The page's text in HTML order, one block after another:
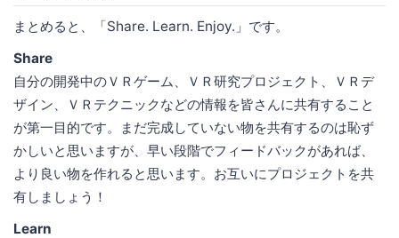
まとめると、「Share. Learn. Enjoy.」です。
Share
自分の開発中のＶＲゲーム、ＶＲ研究プロジェクト、ＶＲデ
ザイン、ＶＲテクニックなどの情報を皆さんに共有すること
が第一目的です。まだ完成していない物を共有するのは恥ず
かしいと思いますが、早い段階でフィードバックがあれば、
より良い物を作れると思います。お互いにプロジェクトを共
有しましょう！
Learn